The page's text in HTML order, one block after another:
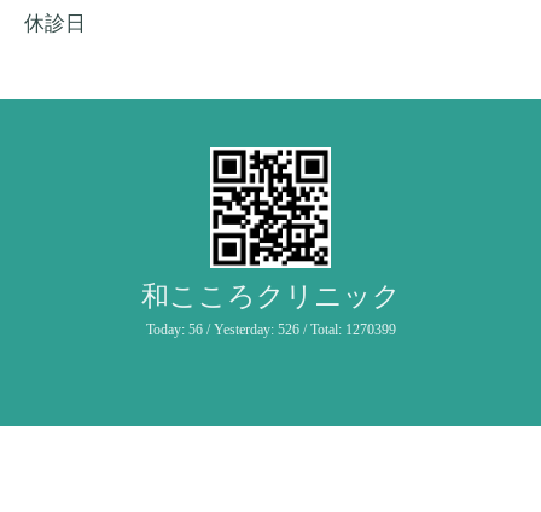
休診日
和こころクリニック
Today: 56/ Yesterday: 526/ Total: 1270399